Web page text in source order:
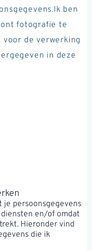
ben
fotografie te
de verwerking
in deze
persoonsgegevens
en/of omdat
Hieronder vind
die ik